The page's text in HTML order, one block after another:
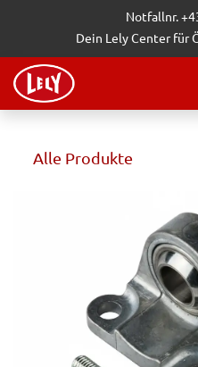
Zum Inhalt springenNotfallnr.
Dein Lely Center für
Alle Produkte